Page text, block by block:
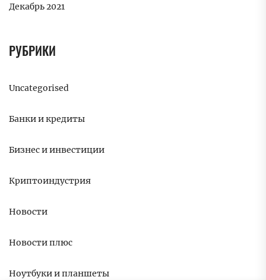
Декабрь 2021
РУБРИКИ
Uncategorised
Банки и кредиты
Бизнес и инвестиции
Криптоиндустрия
Новости
Новости плюс
Ноутбуки и планшеты